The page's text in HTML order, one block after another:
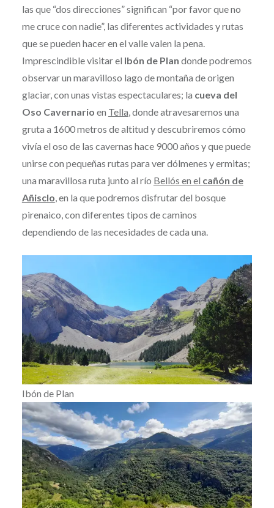
las que “dos direcciones” significan “por favor que no
me cruce con nadie”, las diferentes actividades y rutas
que se pueden hacer en el valle valen la pena.
Imprescindible visitar el Ibón de Plan donde podremos
observar un maravilloso lago de montaña de origen
glaciar, con unas vistas espectaculares; la cueva del
Oso Cavernario en Tella, donde atravesaremos una
gruta a 1600 metros de altitud y descubriremos cómo
vivía el oso de las cavernas hace 9000 años y que puede
unirse con pequeñas rutas para ver dólmenes y ermitas;
una maravillosa ruta junto al río Bellós en el cañón de
Añisclo, en la que podremos disfrutar del bosque
pirenaico, con diferentes tipos de caminos
dependiendo de las necesidades de cada una.
Ibón de Plan